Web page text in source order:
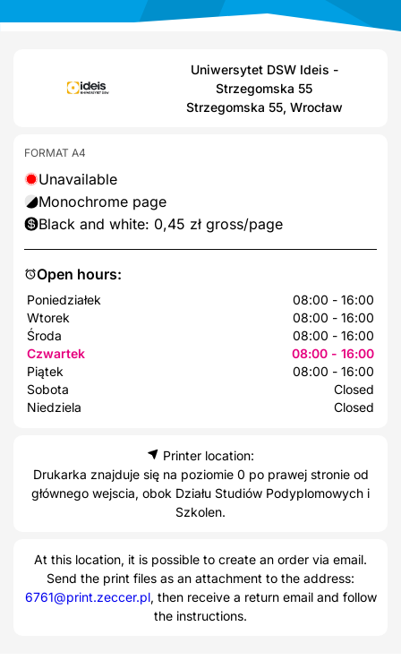
Uniwersytet DSW Ideis -
Strzegomska 55
Strzegomska 55, Wrocław
Open hours:
Poniedziałek
08:00 - 16:00
Wtorek
08:00 - 16:00
Środa
08:00 - 16:00
Czwartek
08:00 - 16:00
Piątek
08:00 - 16:00
Sobota
Closed
Niedziela
Closed
FORMAT A4
Unavailable
Monochrome page
Black and white: 0,45 zł gross/page
Printer location:
Drukarka znajduje się na poziomie 0 po prawej stronie od
głównego wejscia, obok Działu Studiów Podyplomowych i
Szkolen.
At this location, it is possible to create an order via email.
Send the print files as an attachment to the address:
6761@print.zeccer.pl, then receive a return email and follow
the instructions.